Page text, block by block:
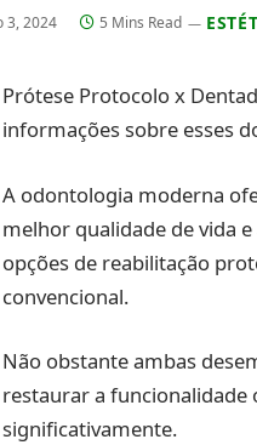
3, 2024 5 Mins Read
Prótese Protocolo x
informações sobre esses
A odontologia moderna
melhor qualidade de vida
opções de reabilitação
convencional.
Não obstante ambas
restaurar a funcionalidade
significativamente.